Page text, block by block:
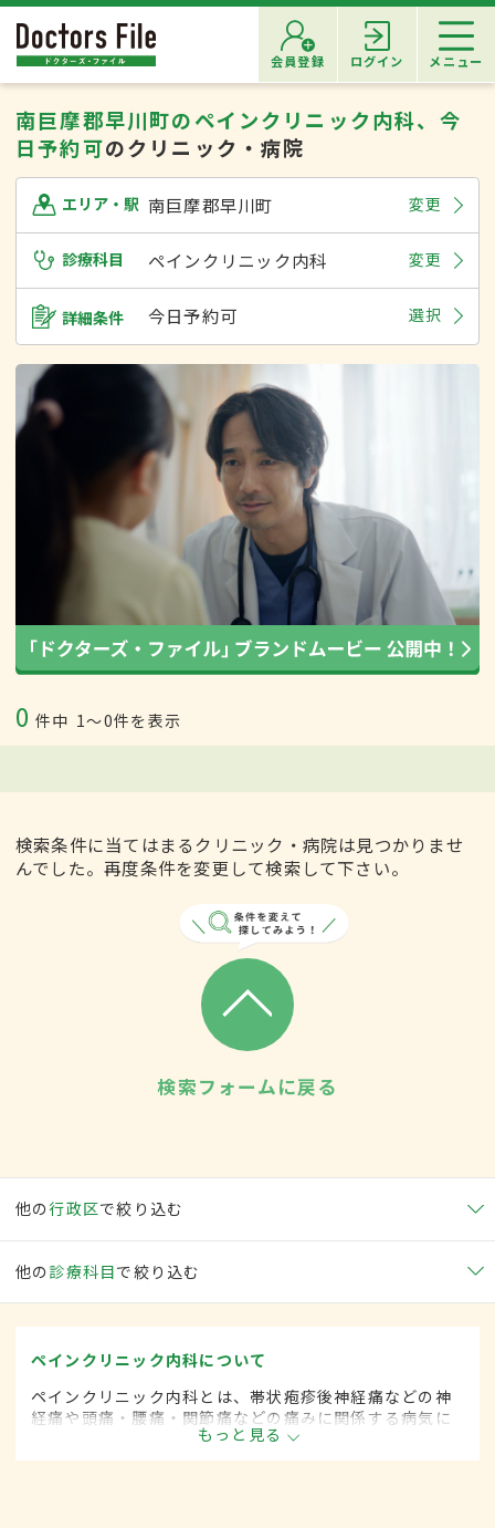
会員登録 ログイン メニュー
南巨摩郡早川町のペインクリニック内科、今
日予約可のクリニック・病院
エリア・駅 南巨摩郡早川町 変更
診療科目 ペインクリニック内科 変更
詳細条件 今日予約可 選択
0 件中 1〜0件を表示
検索条件に当てはまるクリニック・病院は見つかりませ
んでした。再度条件を変更して検索して下さい。
検索フォームに戻る
他の行政区で絞り込む
他の 診療科目で絞り込む
ペインクリニック内科について
ペインクリニック内科とは、帯状疱疹後神経痛などの神
経痛や頭痛・腰痛・関節痛などの痛みに関係する病気に
対して、麻酔を用いた治療法などを用いて治療する内科
の一領域です。平成20年4月の制度改正前は、ペインク
もっと見る